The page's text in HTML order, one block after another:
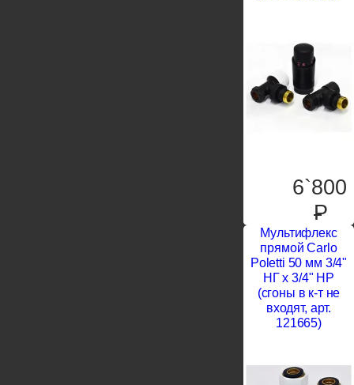
6`800
P
Мультифлекс
прямой Carlo
Poletti 50 мм 3/4"
НГ х 3/4" НР
(сгоны в к-т не
входят, арт.
121665)